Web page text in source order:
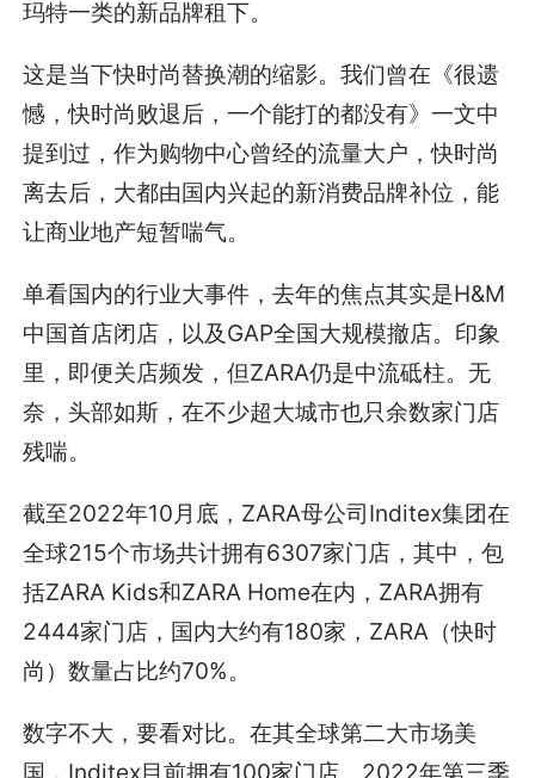
玛特一类的新品牌租下。
这是当下快时尚替换潮的缩影。我们曾在 《很遗
憾，快时尚败退后，一个能打的都没有》一文中
提到过，作为购物中心曾经的流量大户，快时尚
离去后，大都由国内兴起的新消费品牌补位，能
让商业地产短暂喘气。
单看国内的行业大事件，去年的焦点其实是H&M
中国首店闭店，以及GAP全国大规模撤店。印象
里，即便关店频发，但ZARA仍是中流砥柱。无
奈，头部如斯，在不少超大城市也只余数家门店
残喘。
截至2022年10月底，ZARA母公司Inditex集团在
全球215个市场共计拥有6307家门店，其中，包
括ZARA Kids和ZARA Home在内，ZARA拥有
2444家门店，国内大约有180家，ZARA（快时
尚）数量占比约70%。
数字不大，要看对比。在其全球第二大市场美
国，Inditex目前拥有100家门店。2022年第三季